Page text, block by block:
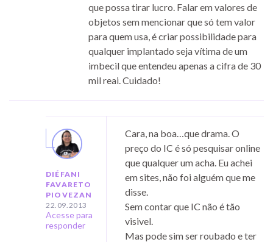
que possa tirar lucro. Falar em valores de
objetos sem mencionar que só tem valor
para quem usa, é criar possibilidade para
qualquer implantado seja vítima de um
imbecil que entendeu apenas a cifra de 30
mil reai. Cuidado!
DIÉFANI
FAVARETO
PIOVEZAN
22.09.2013
Acesse para
responder
Cara, na boa…que drama. O
preço do IC é só pesquisar online
que qualquer um acha. Eu achei
em sites, não foi alguém que me
disse.
Sem contar que IC não é tão
visivel.
Mas pode sim ser roubado e ter